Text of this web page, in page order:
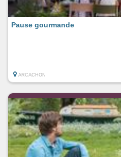
Pause gourmande
ARCACHON